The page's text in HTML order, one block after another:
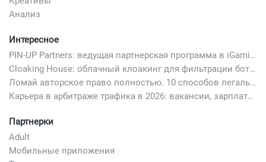
Анализ
Интересное
PIN-UP Partners: ведущая партнерская программа в iGaming
Cloaking House: облачный клоакинг для фильтрации ботов FB и Google Ads — гайд PHP-интеграции 2026
Ломай авторское право полностью. 10 способов легально добавить любимый трек в свой креатив
Карьера в арбитраже трафика в 2026: вакансии, зарплаты и как начать
Партнерки
Adult
Мобильные приложения